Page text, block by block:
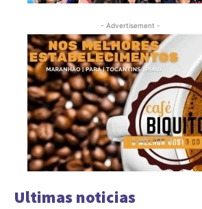
- Advertisement -
Ultimas noticias